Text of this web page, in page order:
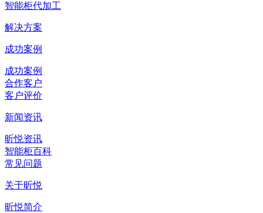
智能柜代加工
解决方案
成功案例
成功案例
合作客户
客户评价
新闻资讯
昕悦资讯
智能柜百科
常见问题
关于昕悦
昕悦简介